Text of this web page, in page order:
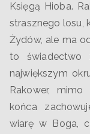
Księgą Hioba.
strasznego losu,
Żydów, ale ma
to świadectwo
największym
Rakower,
końca
wiarę w Boga,